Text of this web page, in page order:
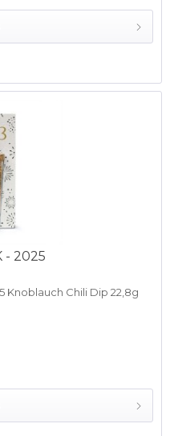
- 2025
Knoblauch Chili Dip 22,8g